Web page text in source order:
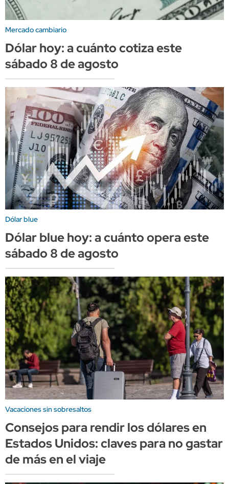
Mercado cambiario
Dólar hoy: a cuánto cotiza este
sábado 8 de agosto
Dólar blue
Dólar blue hoy: a cuánto opera este
sábado 8 de agosto
Vacaciones sin sobresaltos
Consejos para rendir los dólares en
Estados Unidos: claves para no gastar
de más en el viaje